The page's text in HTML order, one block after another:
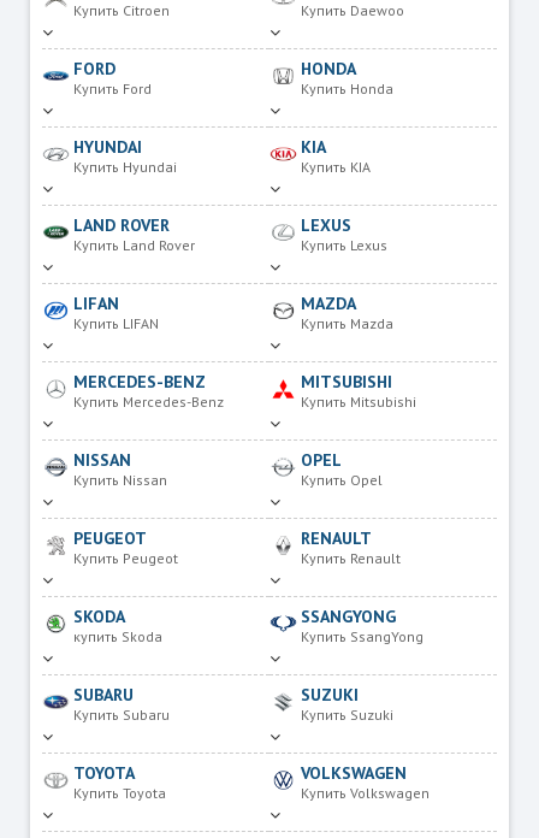
Купить Citroen Купить Daewoo
FORD
Купить Ford
HONDA
Купить Honda
HYUNDAI
Купить Hyundai
KIA
Купить KIA
LAND ROVER
Купить Land Rover
LEXUS
Купить Lexus
LIFAN
Купить LIFAN
MAZDA
Купить Mazda
MERCEDES-BENZ
Купить Mercedes-Benz
MITSUBISHI
Купить Mitsubishi
NISSAN
Купить Nissan
OPEL
Купить Opel
PEUGEOT
Купить Peugeot
RENAULT
Купить Renault
SKODA
купить Skoda
SSANGYONG
Купить SsangYong
SUBARU
Купить Subaru
SUZUKI
Купить Suzuki
TOYOTA
Купить Toyota
VOLKSWAGEN
Купить Volkswagen